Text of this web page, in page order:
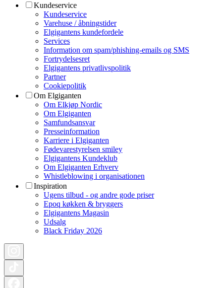
Kundeservice
Kundeservice
Varehuse / åbningstider
Elgigantens kundefordele
Services
Information om spam/phishing-emails og SMS
Fortrydelsesret
Elgigantens privatlivspolitik
Partner
Cookiepolitik
Om Elgiganten
Om Elkjøp Nordic
Om Elgiganten
Samfundsansvar
Presseinformation
Karriere i Elgiganten
Fødevarestyrelsen smiley
Elgigantens Kundeklub
Om Elgiganten Erhverv
Whistleblowing i organisationen
Inspiration
Ugens tilbud - og andre gode priser
Epoq køkken & bryggers
Elgigantens Magasin
Udsalg
Black Friday 2026